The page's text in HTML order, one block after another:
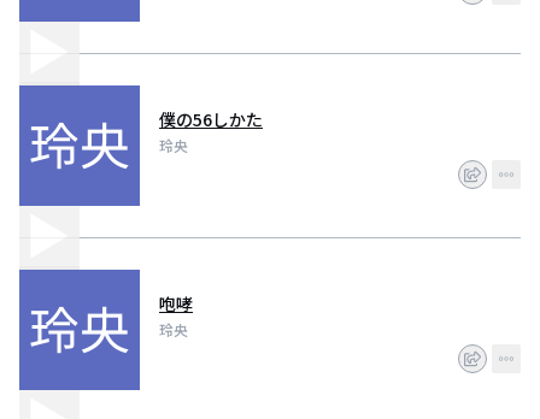
僕の56しかた
玲央
咆哮
玲央